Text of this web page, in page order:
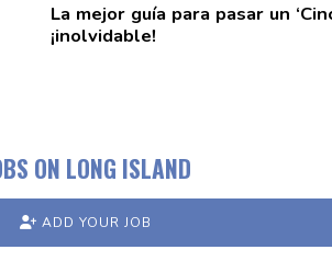
La mejor guía para pasar un
¡inolvidable!
ON LONG ISLAND
ADD YOUR JOB